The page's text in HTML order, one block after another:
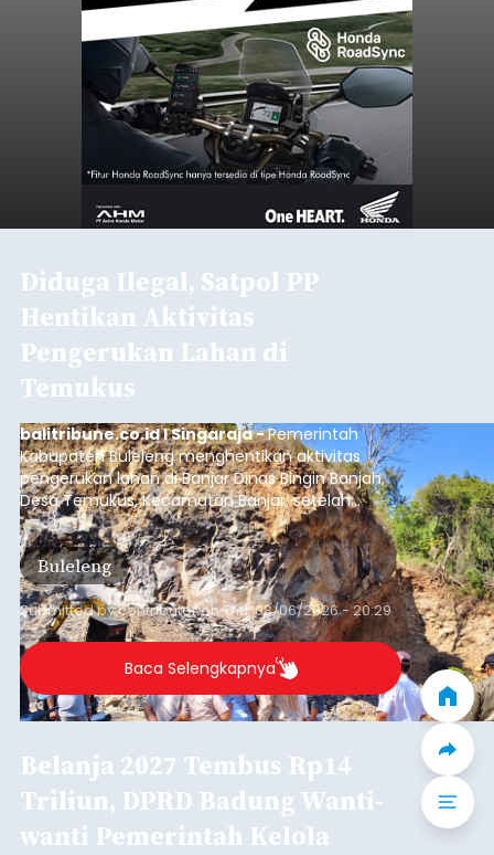
Diduga Ilegal, Satpol PP
Hentikan Aktivitas
Pengerukan Lahan di
Temukus
balitribune.co.id I Singaraja -Pemerintah
Kabupaten Buleleng menghentikan aktivitas
pengerukan lahan di Banjar Dinas Bingin Banjah,
Desa Temukus, Kecamatan Banjar, setelah
ditemukan indikasi kegiatan pengambilan
material yang tidak sesuai dengan peruntukan
kawasan.
Buleleng
Submitted bycontributoronThu, 08/06/2026 - 20:29
Baca Selengkapnya
Belanja 2027 Tembus Rp14
Triliun, DPRD Badung Wanti-
wanti Pemerintah Kelola